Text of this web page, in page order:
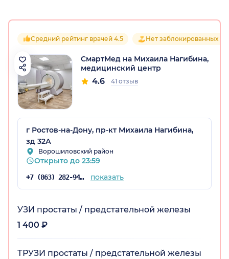
Средний рейтинг врачей 4.5 Нет заблокированных
СмартМед на Михаила Нагибина,
медицинский центр
4.6 41 отзыв
г Ростов-на-Дону, пр-кт Михаила Нагибина,
зд 32А
Ворошиловский район
Открыто до 23:59
+7 (863) 282-94-41 показать
УЗИ простаты / предстательной железы
1 400 ₽
ТРУЗИ простаты / предстательной железы